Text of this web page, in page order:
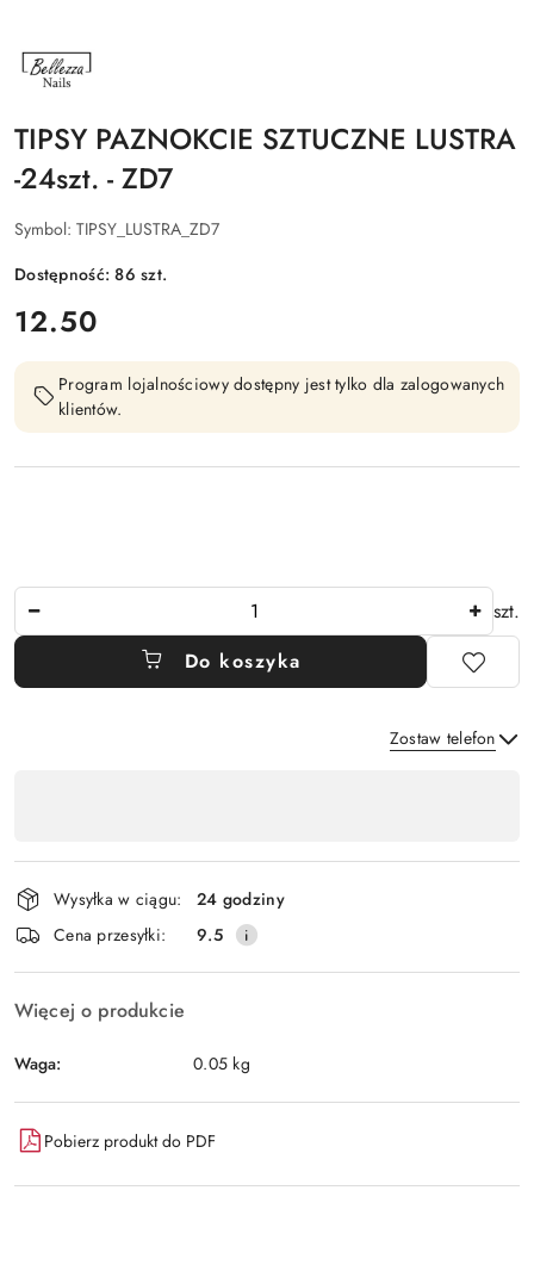
NAZWA
PRODUCENTA:
BELLEZZA
TIPSY PAZNOKCIE SZTUCZNE LUSTRA
-24szt. - ZD7
Symbol: TIPSY_LUSTRA_ZD7
Dostępność:86szt.
cena:
12.50
Program lojalnościowy dostępny jest tylko dla zalogowanych
klientów.
szt.
Do koszyka
Zostaw telefon
płatność
i
dostawa
Wysyłka w ciągu:
24 godziny
Cena przesyłki:
9.5
Więcej o produkcie
Waga: 0.05 kg
Pobierz produkt do PDF